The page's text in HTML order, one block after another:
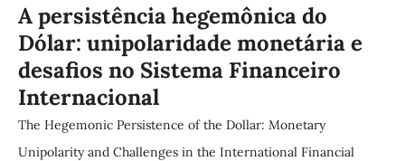
A persistência hegemônica do
Dólar: unipolaridade monetária e
desafios no Sistema Financeiro
Internacional
The Hegemonic Persistence of the Dollar: Monetary
Unipolarity and Challenges in the International Financial